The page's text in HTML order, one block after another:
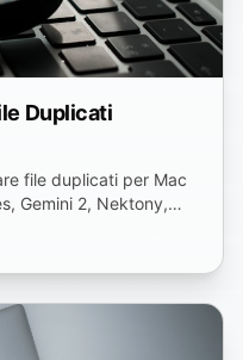
Duplicati
file duplicati per Mac
Gemini 2, Nektony,